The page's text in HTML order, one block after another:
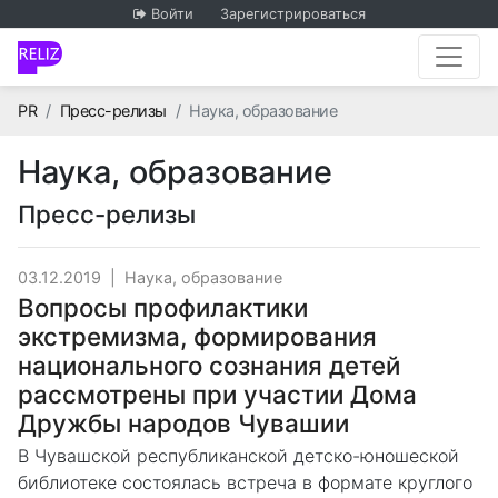
Войти Зарегистрироваться
PRГлавная
Пресс-релизы Наука, образование
Наука, образование
Пресс-релизы
03.12.2019 Наука, образование
Вопросы профилактики
экстремизма, формирования
национального сознания детей
рассмотрены при участии Дома
Дружбы народов Чувашии
В Чувашской республиканской детско-юношеской
библиотеке состоялась встреча в формате круглого